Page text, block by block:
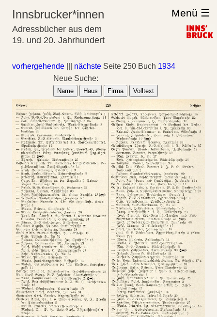
Innsbrucker*innen
Adressbücher aus dem
19. und 20. Jahrhundert
Menü ☰
vorhergehende nächste Seite 250 Buch 1934
Neue Suche:
Name Haus Firma Volltext